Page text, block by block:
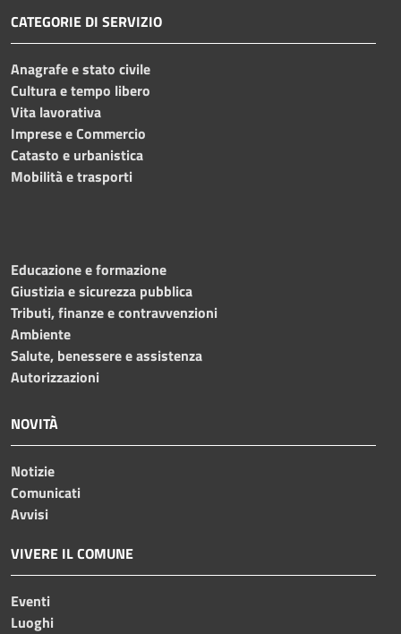
CATEGORIE DI SERVIZIO
Anagrafe e stato civile
Cultura e tempo libero
Vita lavorativa
Imprese e Commercio
Catasto e urbanistica
Mobilità e trasporti
Educazione e formazione
Giustizia e sicurezza pubblica
Tributi, finanze e contravvenzioni
Ambiente
Salute, benessere e assistenza
Autorizzazioni
NOVITÀ
Notizie
Comunicati
Avvisi
VIVERE IL COMUNE
Eventi
Luoghi